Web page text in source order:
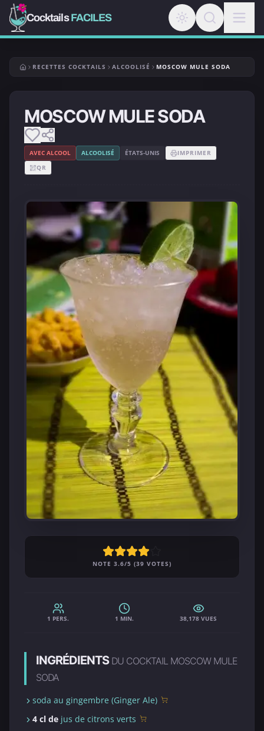
CocktailsFACILES
RECETTES COCKTAILS ALCOOLISÉ MOSCOW MULE SODA
MOSCOW MULE SODA
AVEC ALCOOL ALCOOLISÉ ÉTATS-UNIS
IMPRIMER
QR
NOTE 3.6/5 (39 VOTES)
1 PERS. 1 MIN. 38,178 VUES
INGRÉDIENTS DU COCKTAIL MOSCOW MULE
SODA
soda au gingembre (Ginger Ale)
4 cl de jus de citrons verts